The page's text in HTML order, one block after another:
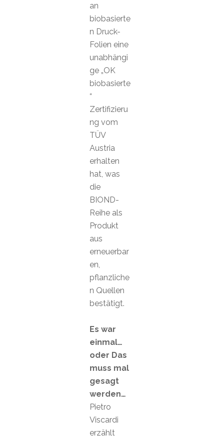
an
biobasierte
n Druck-
Folien eine
unabhängi
ge „OK
biobasierte
“
Zertifizieru
ng vom
TÜV
Austria
erhalten
hat, was
die
BIOND-
Reihe als
Produkt
aus
erneuerbar
en,
pflanzliche
n Quellen
bestätigt.
Es war
einmal…
oder Das
muss mal
gesagt
werden…
Pietro
Viscardi
erzählt